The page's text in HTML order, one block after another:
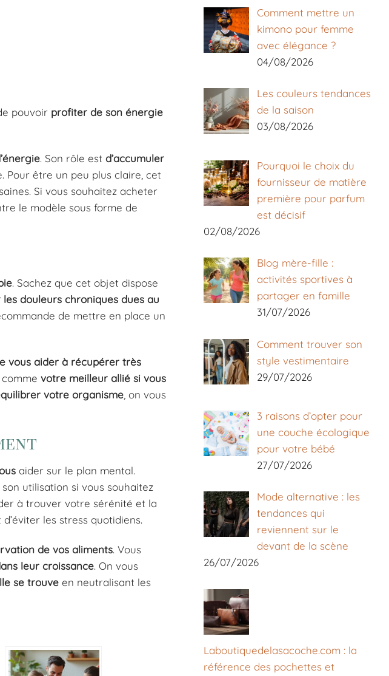
pouvoir profiter de son énergie
. Son rôle est d’accumuler
Pour être un peu plus claire, cet
Si vous souhaitez acheter
le modèle sous forme de
. Sachez que cet objet dispose
douleurs chroniques dues au
de mettre en place un
vous aider à récupérer très
votre meilleur allié si vous
votre organisme, on vous
aider sur le plan mental.
utilisation si vous souhaitez
à trouver votre sérénité et la
les stress quotidiens.
de vos aliments. Vous
leur croissance. On vous
se trouve en neutralisant les
Comment mettre un
kimono pour femme
avec élégance ?
04/08/2026
Les couleurs tendances
de la saison
03/08/2026
Pourquoi le choix du
fournisseur de matière
première pour parfum
est décisif
02/08/2026
Blog mère-fille :
activités sportives à
partager en famille
31/07/2026
Comment trouver son
style vestimentaire
29/07/2026
3 raisons d’opter pour
une couche écologique
pour votre bébé
27/07/2026
Mode alternative : les
tendances qui
reviennent sur le
devant de la scène
26/07/2026
Laboutiquedelasacoche.com : la
référence des pochettes et